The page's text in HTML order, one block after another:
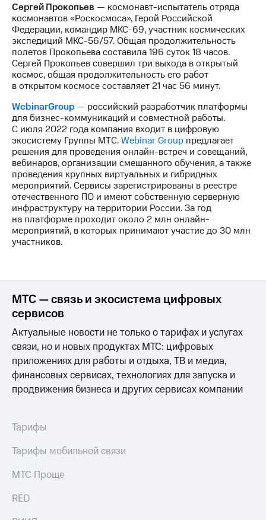
акций
Дивиденды
Рынок
облигаций
Описание
Еврооблигации-2023
Уведомление
погашении
именных
облигаций
Другое
Регистратор
Реквизиты
Контакты
развитие
деловая этика
На главную
Сергей Прокопьев — космонавт-испытатель отряда
космонавтов «Роскосмоса», Герой Российской
Федерации, командир МКС-69, участник космических
экспедиций МКС-56/57. Общая продолжительность
полетов Прокопьева составила 196 суток 18 часов.
Сергей Прокопьев совершил три выхода в открытый
космос, общая продолжительность его работ
в открытом космосе составляет 21 час 56 минут.
WebinarGroup — российский разработчик платформы
для бизнес-коммуникаций и совместной работы.
С июля 2022 года компания входит в цифровую
экосистему Группы МТС.Webinar Group предлагает
решения для проведения онлайн-встреч и совещаний,
вебинаров, организации смешанного обучения, а также
проведения крупных виртуальных и гибридных
мероприятий. Сервисы зарегистрированы в реестре
отечественного ПО и имеют собственную серверную
инфраструктуру на территории России. За год
на платформе проходит около 2 млн онлайн-
мероприятий, в которых принимают участие до 30 млн
участников.
МТС — связь и экосистема цифровых
сервисов
Актуальные новости не только о тарифах и услугах
связи, но и новых продуктах МТС: цифровых
приложениях для работы и отдыха, ТВ и медиа,
финансовых сервисах, технологиях для запуска и
продвижения бизнеса и других сервисах компании
Тарифы
Тарифы мобильной связи
МТС Проще
RED